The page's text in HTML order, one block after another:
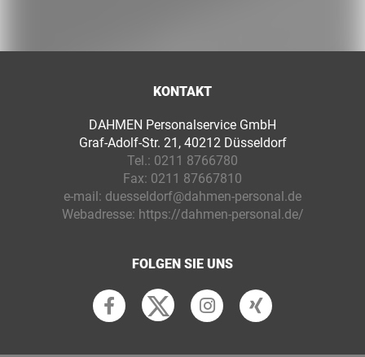
KONTAKT
DAHMEN Personalservice GmbH
Graf-Adolf-Str. 21, 40212 Düsseldorf
Tel.: 0211 8766780
Fax: 0211 87667810
e-mail: duesseldorf@dahmen-personal.de
Webadresse: https://dahmen-personal.de/
FOLGEN SIE UNS